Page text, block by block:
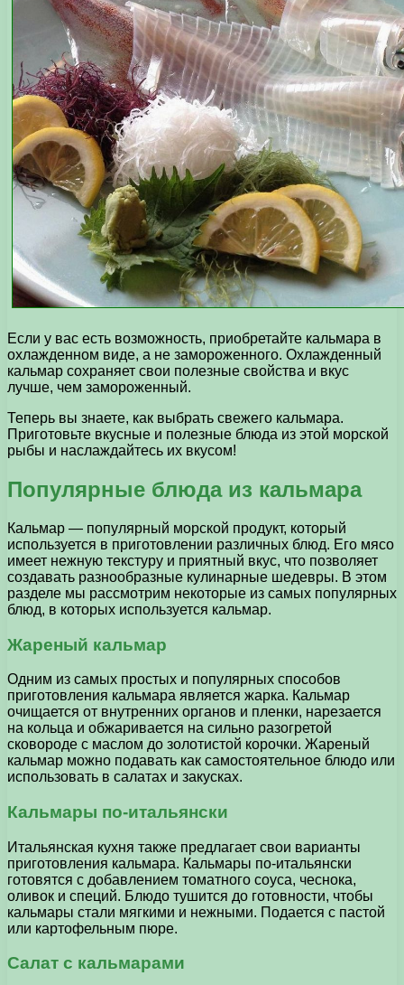
Если у вас есть возможность, приобретайте кальмара в
охлажденном виде, а не замороженного. Охлажденный
кальмар сохраняет свои полезные свойства и вкус
лучше, чем замороженный.
Теперь вы знаете, как выбрать свежего кальмара.
Приготовьте вкусные и полезные блюда из этой морской
рыбы и наслаждайтесь их вкусом!
Популярные блюда из кальмара
Кальмар — популярный морской продукт, который
используется в приготовлении различных блюд. Его мясо
имеет нежную текстуру и приятный вкус, что позволяет
создавать разнообразные кулинарные шедевры. В этом
разделе мы рассмотрим некоторые из самых популярных
блюд, в которых используется кальмар.
Жареный кальмар
Одним из самых простых и популярных способов
приготовления кальмара является жарка. Кальмар
очищается от внутренних органов и пленки, нарезается
на кольца и обжаривается на сильно разогретой
сковороде с маслом до золотистой корочки. Жареный
кальмар можно подавать как самостоятельное блюдо или
использовать в салатах и закусках.
Кальмары по-итальянски
Итальянская кухня также предлагает свои варианты
приготовления кальмара. Кальмары по-итальянски
готовятся с добавлением томатного соуса, чеснока,
оливок и специй. Блюдо тушится до готовности, чтобы
кальмары стали мягкими и нежными. Подается с пастой
или картофельным пюре.
Салат с кальмарами